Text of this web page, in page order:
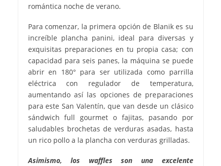
romántica noche de verano.
Para comenzar, la primera opción de Blanik es su
increíble plancha panini, ideal para diversas y
exquisitas preparaciones en tu propia casa; con
capacidad para seis panes, la máquina se puede
abrir en 180° para ser utilizada como parrilla
eléctrica con regulador de temperatura,
aumentando así las opciones de preparaciones
para este San Valentín, que van desde un clásico
sándwich full gourmet o fajitas, pasando por
saludables brochetas de verduras asadas, hasta
un rico pollo a la plancha con verduras grilladas.
Asimismo, los waffles son una excelente